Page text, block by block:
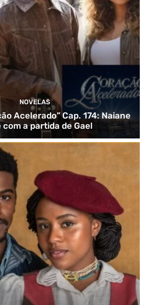
NOVELAS
Acelerado” Cap. 174: Naiane
a partida de Gael